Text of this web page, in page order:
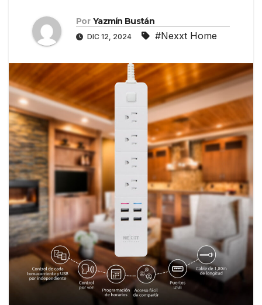
Por Yazmín Bustán
DIC 12, 2024 #Nexxt Home